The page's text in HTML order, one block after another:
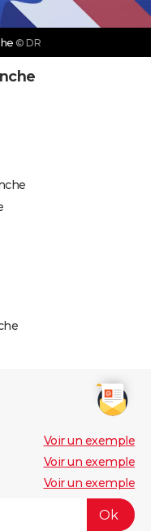
© DR
Voir un exemple
Voir un exemple
Voir un exemple